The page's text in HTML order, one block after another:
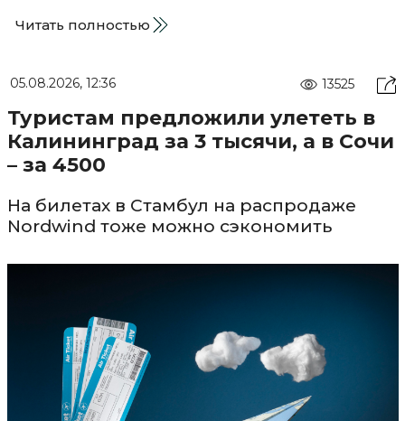
Читать полностью
05.08.2026, 12:36 13525
Туристам предложили улететь в
Калининград за 3 тысячи, а в Сочи
– за 4500
На билетах в Стамбул на распродаже
Nordwind тоже можно сэкономить